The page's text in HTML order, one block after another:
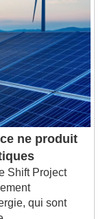
ne produit
Shift Project
qui sont